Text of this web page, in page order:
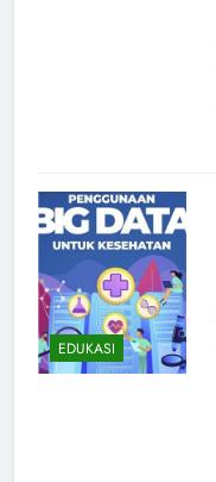
EDUKASI